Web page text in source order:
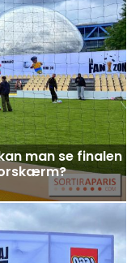
man se finalen